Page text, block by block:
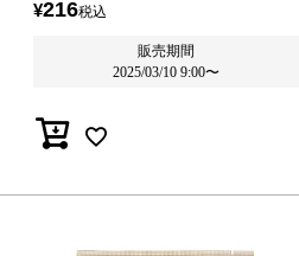
¥216税込
販売期間
2025/03/10 9:00〜